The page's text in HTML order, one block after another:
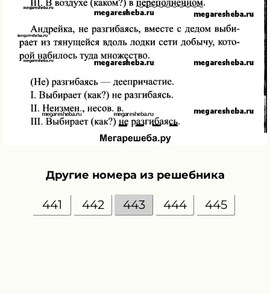
Другие номера из решебника
441 442 443 444 445